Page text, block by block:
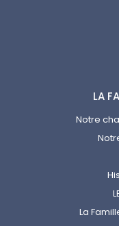
LA
Notre
La